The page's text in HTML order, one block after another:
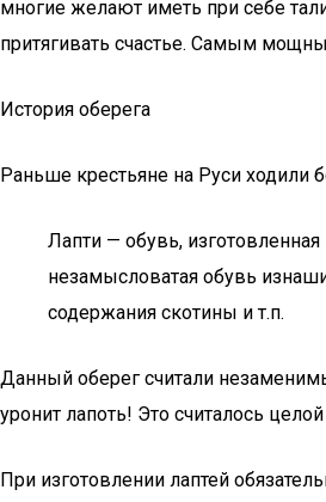
многие желают иметь при себе
притягивать счастье. Самым
История оберега
Раньше крестьяне на Руси ходили
Лапти — обувь,
незамысловатая обувь
содержания скотины и т.п.
Данный оберег считали
уронит лапоть! Это считалось
При изготовлении лаптей